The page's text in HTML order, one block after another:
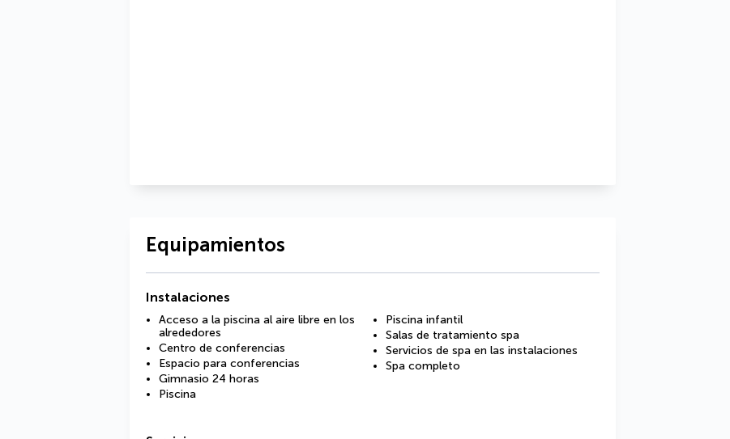
Equipamientos
Instalaciones
Acceso a la piscina al aire libre en los
alrededores
Centro de conferencias
Espacio para conferencias
Gimnasio 24 horas
Piscina
Piscina infantil
Salas de tratamiento spa
Servicios de spa en las instalaciones
Spa completo